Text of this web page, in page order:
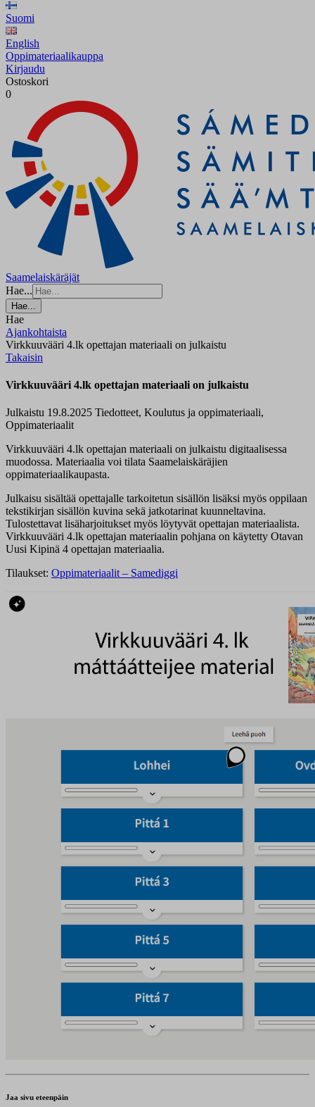
Suomi
English
Oppimateriaalikauppa
Kirjaudu
Ostoskori
0
Saamelaiskäräjät
Hae...
Hae...
Hae
Ajankohtaista
Virkkuuvääri 4.lk opettajan materiaali on julkaistu
Takaisin
Virkkuuvääri 4.lk opettajan materiaali on julkaistu
Julkaistu 19.8.2025 Tiedotteet, Koulutus ja oppimateriaali,
Oppimateriaalit
Virkkuuvääri 4.lk opettajan materiaali on julkaistu digitaalisessa
muodossa. Materiaalia voi tilata Saamelaiskäräjien
oppimateriaalikaupasta.
Julkaisu sisältää opettajalle tarkoitetun sisällön lisäksi myös oppilaan
tekstikirjan sisällön kuvina sekä jatkotarinat kuunneltavina.
Tulostettavat lisäharjoitukset myös löytyvät opettajan materiaalista.
Virkkuuvääri 4.lk opettajan materiaalin pohjana on käytetty Otavan
Uusi Kipinä 4 opettajan materiaalia.
Tilaukset: Oppimateriaalit – Samediggi
Jaa sivu eteenpäin